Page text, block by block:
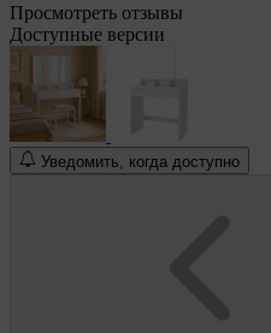
Просмотреть отзывы
Доступные версии
Уведомить, когда доступно